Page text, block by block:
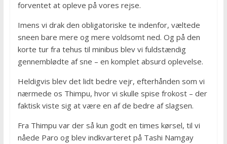
forventet at opleve på vores rejse.
Imens vi drak den obligatoriske te indenfor, væltede
sneen bare mere og mere voldsomt ned. Og på den
korte tur fra tehus til minibus blev vi fuldstændig
gennemblødte af sne – en komplet absurd oplevelse.
Heldigvis blev det lidt bedre vejr, efterhånden som vi
nærmede os Thimpu, hvor vi skulle spise frokost – der
faktisk viste sig at være en af de bedre af slagsen.
Fra Thimpu var der så kun godt en times kørsel, til vi
nåede Paro og blev indkvarteret på Tashi Namgay